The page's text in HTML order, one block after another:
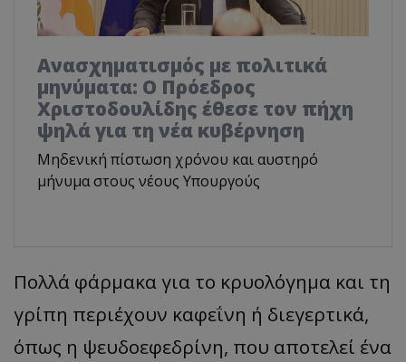
Ανασχηματισμός με πολιτικά
μηνύματα: Ο Πρόεδρος
Χριστοδουλίδης έθεσε τον πήχη
ψηλά για τη νέα κυβέρνηση
Μηδενική πίστωση χρόνου και αυστηρό
μήνυμα στους νέους Υπουργούς
Πολλά φάρμακα για το κρυολόγημα και τη
γρίπη περιέχουν καφεΐνη ή διεγερτικά,
όπως η ψευδοεφεδρίνη, που αποτελεί ένα